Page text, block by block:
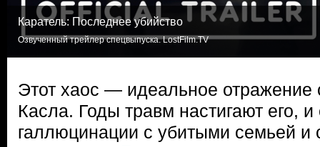
Каратель: Последнее убийство
Озвученный трейлер спецвыпуска. LostFilm.TV
Этот хаос — идеальное отражение
Касла. Годы травм настигают его, и
галлюцинации с убитыми семьей и